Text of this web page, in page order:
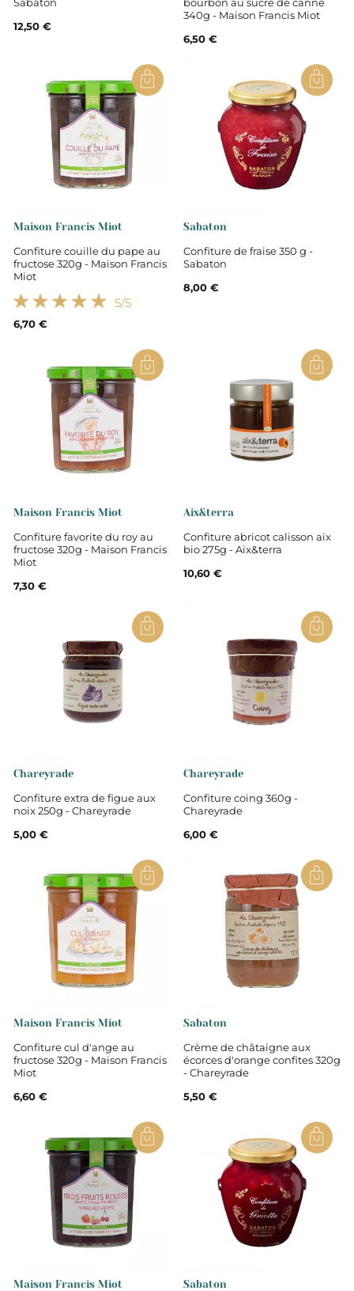
12,50 €
340g - Maison Francis Miot
6,50 €
Maison Francis Miot
Confiture couille du pape au
fructose 320g - Maison Francis
Miot
5/5
6,70 €
Sabaton
Confiture de fraise 350 g -
Sabaton
8,00 €
Maison Francis Miot
Confiture favorite du roy au
fructose 320g - Maison Francis
Miot
7,30 €
Aix&terra
Confiture abricot calisson aix
bio 275g - Aix&terra
10,60 €
Chareyrade
Confiture extra de figue aux
noix 250g - Chareyrade
5,00 €
Chareyrade
Confiture coing 360g -
Chareyrade
6,00 €
Maison Francis Miot
Confiture cul d'ange au
fructose 320g - Maison Francis
Miot
6,60 €
Sabaton
Crème de châtaigne aux
écorces d'orange confites 320g
- Chareyrade
5,50 €
Maison Francis Miot Sabaton